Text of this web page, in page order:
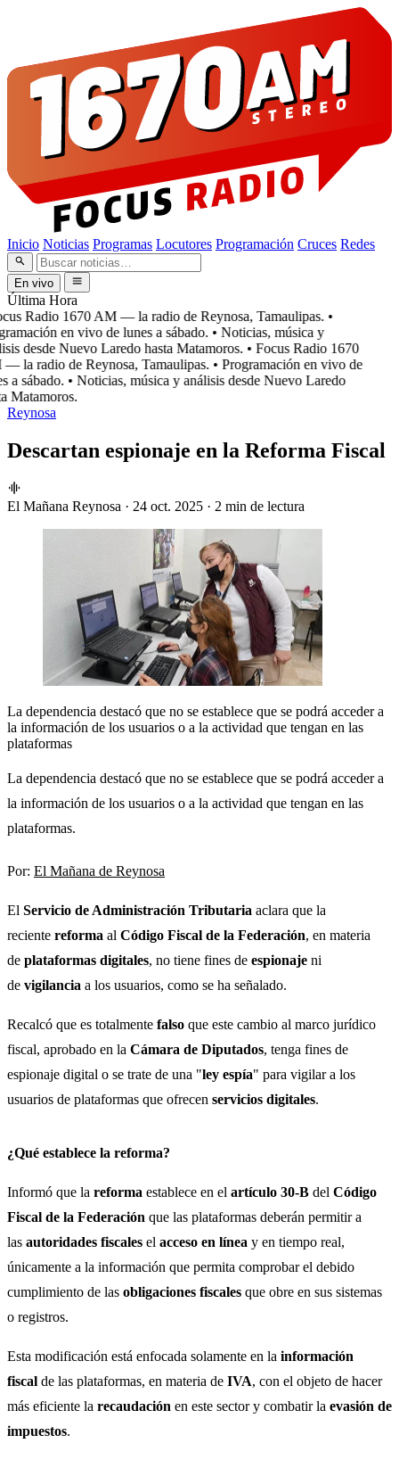
Inicio Noticias Programas Locutores Programación Cruces Redes
En vivo
Última Hora
Radio 1670 AM — la radio de Reynosa, Tamaulipas. •
en vivo de lunes a sábado. • Noticias, música y
desde Nuevo Laredo hasta Matamoros. • Focus Radio 1670
la radio de Reynosa, Tamaulipas. • Programación en vivo de
a sábado. • Noticias, música y análisis desde Nuevo Laredo
Matamoros.
Reynosa
Descartan espionaje en la Reforma Fiscal
El Mañana Reynosa · 24 oct. 2025 · 2 min de lectura
La dependencia destacó que no se establece que se podrá acceder a
la información de los usuarios o a la actividad que tengan en las
plataformas
La dependencia destacó que no se establece que se podrá acceder a
la información de los usuarios o a la actividad que tengan en las
plataformas.
Por: El Mañana de Reynosa
El Servicio de Administración Tributaria aclara que la
reciente reforma al Código Fiscal de la Federación, en materia
de plataformas digitales, no tiene fines de espionaje ni
de vigilancia a los usuarios, como se ha señalado.
Recalcó que es totalmente falso que este cambio al marco jurídico
fiscal, aprobado en la Cámara de Diputados, tenga fines de
espionaje digital o se trate de una "ley espía" para vigilar a los
usuarios de plataformas que ofrecen servicios digitales.
¿Qué establece la reforma?
Informó que la reforma establece en el artículo 30-B del Código
Fiscal de la Federación que las plataformas deberán permitir a
las autoridades fiscales el acceso en línea y en tiempo real,
únicamente a la información que permita comprobar el debido
cumplimiento de las obligaciones fiscales que obre en sus sistemas
o registros.
Esta modificación está enfocada solamente en la información
fiscal de las plataformas, en materia de IVA, con el objeto de hacer
más eficiente la recaudación en este sector y combatir la evasión de
impuestos.